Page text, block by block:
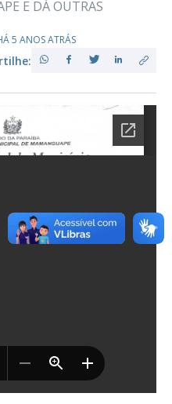
E DÁ OUTRAS
5 ANOS ATRÁS